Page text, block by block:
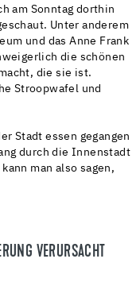
am Sonntag dorthin
Unter anderem
und das Anne Frank
die schönen
die sie ist.
Stroopwafel und
Stadt essen gegangen
durch die Innenstadt
man also sagen,
VERURSACHT D